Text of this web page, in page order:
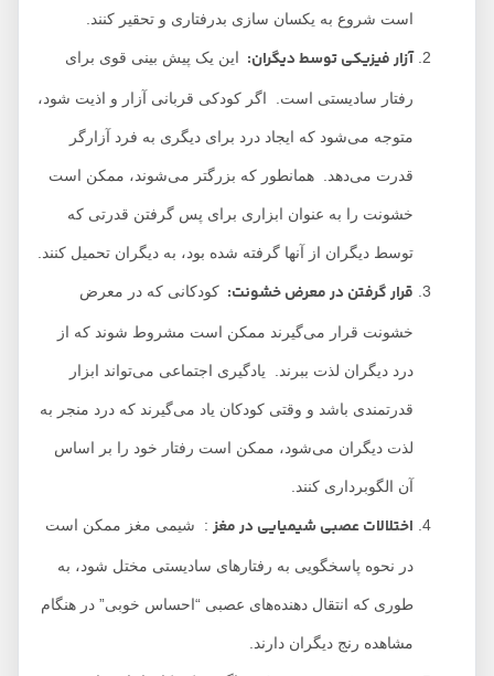
است شروع به یکسان سازی بدرفتاری و تحقیر کنند.
آزار فیزیکی توسط دیگران:این یک پیش بینی قوی برای
رفتار سادیستی است. اگر کودکی قربانی آزار و اذیت شود،
متوجه می‌شود که ایجاد درد برای دیگری به فرد آزارگر
قدرت می‌دهد. همانطور که بزرگتر می‌شوند، ممکن است
خشونت را به عنوان ابزاری برای پس گرفتن قدرتی که
توسط دیگران از آنها گرفته شده بود، به دیگران تحمیل کنند.
قرار گرفتن در معرض خشونت:کودکانی که در معرض
خشونت قرار می‌گیرند ممکن است مشروط شوند که از
درد دیگران لذت ببرند. یادگیری اجتماعی می‌تواند ابزار
قدرتمندی باشد و وقتی کودکان یاد می‌گیرند که درد منجر به
لذت دیگران می‌شود، ممکن است رفتار خود را بر اساس
آن الگوبرداری کنند.
اختلالات عصبی شیمیایی در مغز: شیمی مغز ممکن است
در نحوه پاسخگویی به رفتارهای سادیستی مختل شود، به
طوری که انتقال دهنده‌های عصبی “احساس خوبی” در هنگام
مشاهده رنج دیگران دارند.